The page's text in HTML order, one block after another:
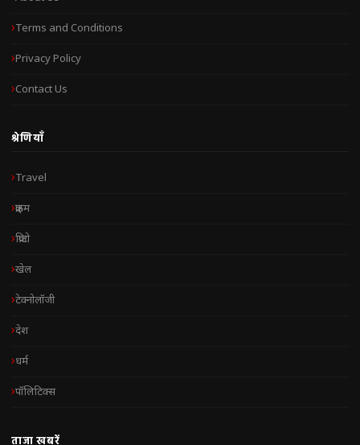
Terms and Conditions
Privacy Policy
Contact Us
श्रेणियाँ
Travel
क्राइम
क्रिप्टो
खेल
टेक्नोलॉजी
देश
धर्म
पॉलिटिक्स
ताज़ा खबरें